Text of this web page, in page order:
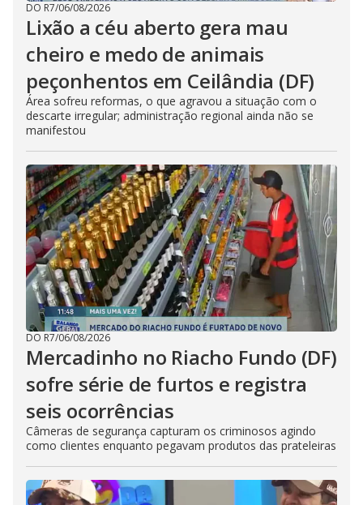
DO R7/06/08/2026
Lixão a céu aberto gera mau
cheiro e medo de animais
peçonhentos em Ceilândia (DF)
Área sofreu reformas, o que agravou a situação com o
descarte irregular; administração regional ainda não se
manifestou
DO R7/06/08/2026
Mercadinho no Riacho Fundo (DF)
sofre série de furtos e registra
seis ocorrências
Câmeras de segurança capturam os criminosos agindo
como clientes enquanto pegavam produtos das prateleiras